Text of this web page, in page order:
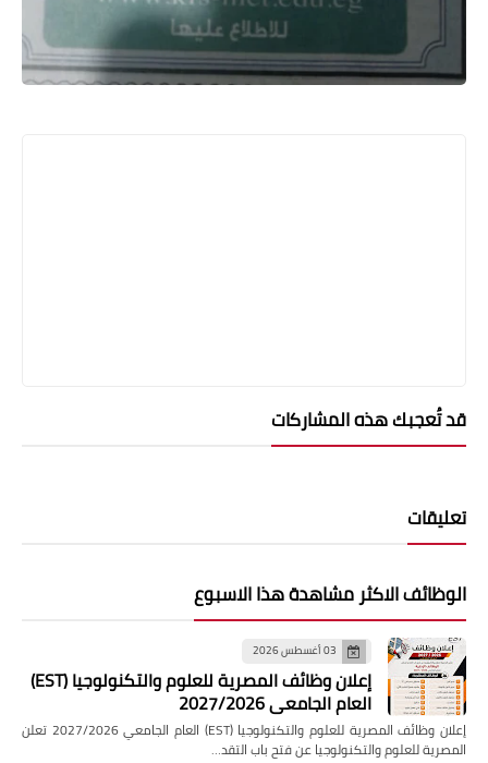
قد تُعجبك هذه المشاركات
تعليقات
الوظائف الاكثر مشاهدة هذا الاسبوع
03 أغسطس 2026
إعلان وظائف المصرية للعلوم والتكنولوجيا (EST)
العام الجامعي 2027/2026
إعلان وظائف المصرية للعلوم والتكنولوجيا (EST) العام الجامعي 2027/2026 تعلن
المصرية للعلوم والتكنولوجيا عن فتح باب التقد…